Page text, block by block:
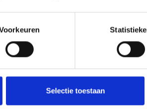
Selectie toestaan
naadloos aansluit op een efficiënt
je gemakkelijk al je benodigdheden in
kan worden van de juiste
geven ook een professionele